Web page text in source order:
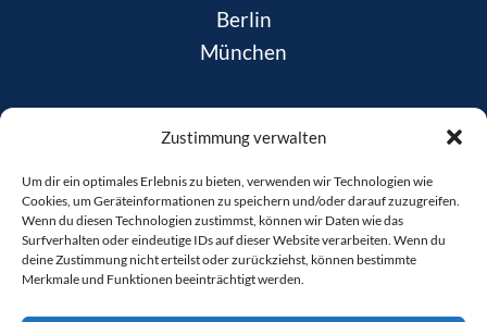
Zustimmung verwalten
Um dir ein optimales Erlebnis zu bieten, verwenden wir Technologien wie
Cookies, um Geräteinformationen zu speichern und/oder darauf zuzugreifen.
Wenn du diesen Technologien zustimmst, können wir Daten wie das
Surfverhalten oder eindeutige IDs auf dieser Website verarbeiten. Wenn du
deine Zustimmung nicht erteilst oder zurückziehst, können bestimmte
Merkmale und Funktionen beeinträchtigt werden.
Berlin
München
News
Impres­sum
Coo­kie-Rich­t­­li­­nie